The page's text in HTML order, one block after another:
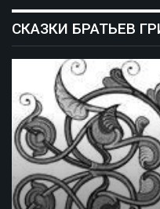
СКАЗКИ БРАТЬЕВ